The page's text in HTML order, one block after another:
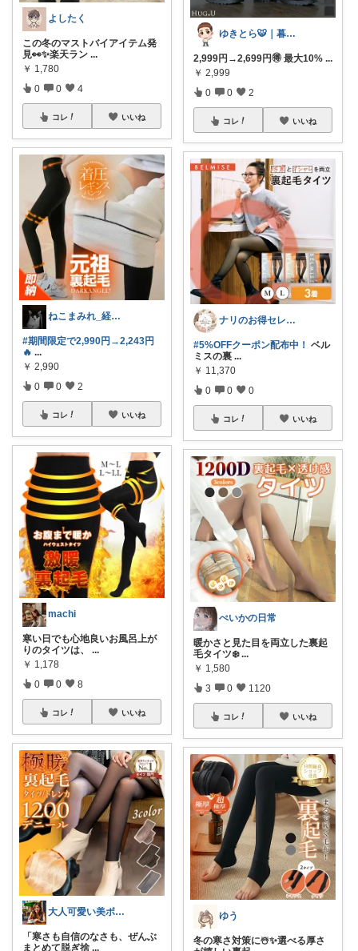
よしたく
この冬のマストバイアイテム発
見👀✨楽天ラン ...
￥ 1,780
0 0 4
コレ いいね
ねこまみれ_経由感謝致します🐈
#期間限定で2,990円→2,243円
🔥 ...
￥ 2,990
0 0 2
コレ いいね
machi
寒い日でも心地良いお風呂上が
りのタイツは、
...
￥ 1,178
0 0 8
コレ いいね
大人可愛い美ボディ研究所Premium
「寒さも自信のなさも、ぜんぶ
まとめて脱ぎ捨 ...
ゆきとら🐯｜暮らしをラクにしたいパパ
2,999円→2,699円🉐 最大10% ...
￥ 2,999
0 0 2
コレ いいね
ナリのお得セレクト
#5%OFFクーポン配布中！ ベル
ミスの裏 ...
￥ 11,370
0 0 0
コレ いいね
ぺいかの日常
暖かさと見た目を両立した裏起
毛タイツ❄️...
￥ 1,580
3 0 1120
コレ いいね
ゆう
冬の寒さ対策に☃️✨選べる厚さ